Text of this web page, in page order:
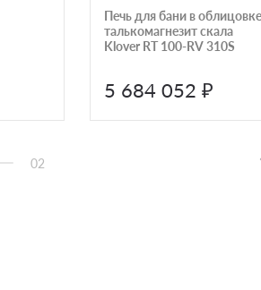
Печь для бани в облицовке
талькомагнезит скала
Klover RT 100-RV 310S
5 684 052 ₽
02